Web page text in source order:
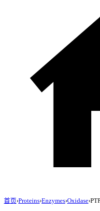
首页›Proteins›Enzymes›Oxidase›